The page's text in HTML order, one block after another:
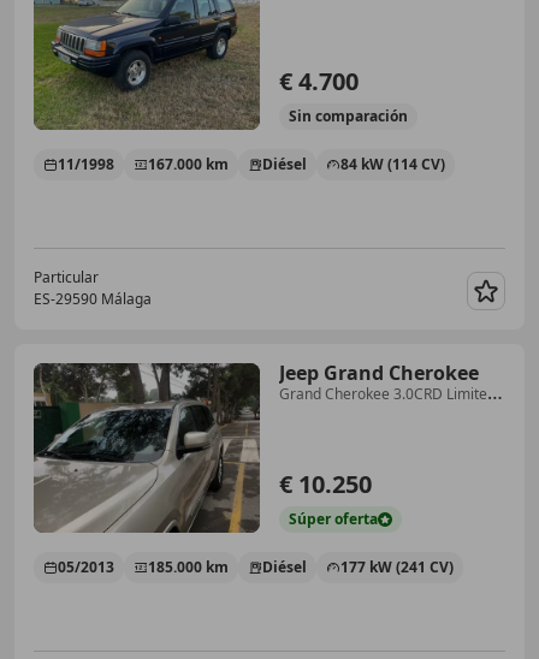
€ 4.700
Sin comparación
11/1998 167.000 km Diésel 84 kW (114 CV)
Particular
ES-29590 Málaga
Jeep Grand Cherokee
Grand Cherokee 3.0CRD Limited
€ 10.250
Súperoferta
05/2013 185.000 km Diésel 177 kW (241 CV)